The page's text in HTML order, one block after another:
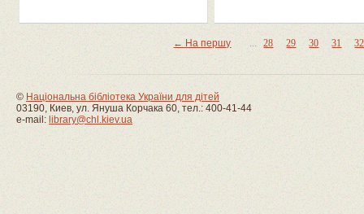
← На першу ... 28 29 30 31 32
© Національна бібліотека України для дітей
03190, Киев, ул. Януша Корчака 60, тел.: 400-41-44
e-mail: library@chl.kiev.ua